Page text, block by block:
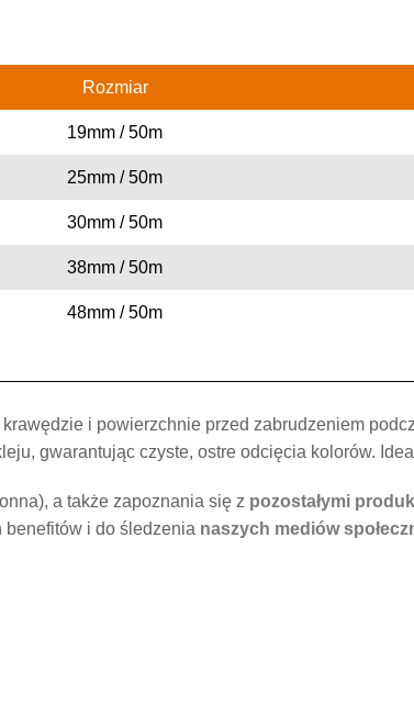
Rozmiar
19mm / 50m
25mm / 50m
30mm / 50m
38mm / 50m
48mm / 50m
i powierzchnie przed zabrudzeniem
gwarantując czyste, ostre odcięcia kolorów.
a także zapoznania się z pozostałymi
benefitów i do śledzenia naszych mediów